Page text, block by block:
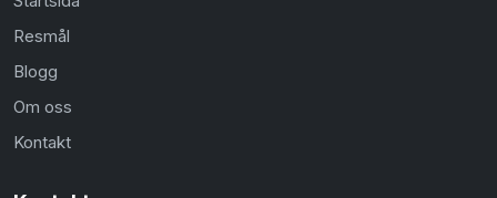
Resmål
Blogg
Om oss
Kontakt